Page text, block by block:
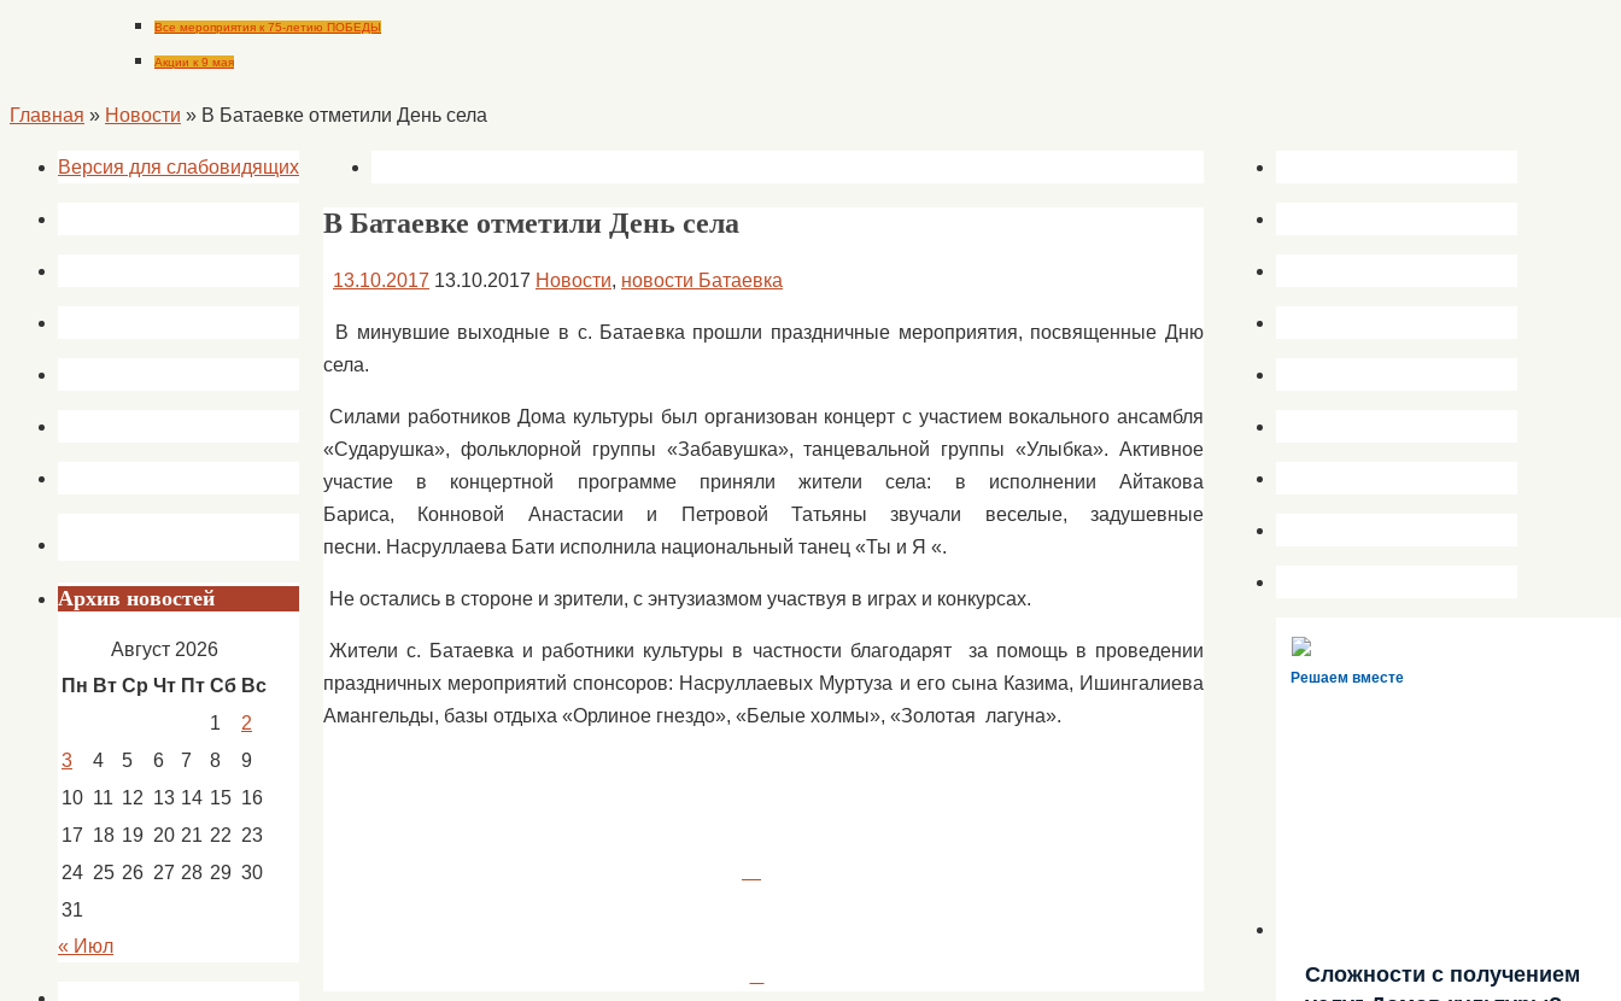
Все мероприятия к 75-летию ПОБЕДЫ
Акции к 9 мая
Главная » Новости » В Батаевке отметили День села
В Батаевке отметили День села
13.10.2017 13.10.2017 Новости, новости Батаевка
В минувшие выходные в с. Батаевка прошли праздничные мероприятия, посвященные Дню
села.
Силами работников Дома культуры был организован концерт с участием вокального ансамбля
«Сударушка», фольклорной группы «Забавушка», танцевальной группы «Улыбка». Активное
участие в концертной программе приняли жители села: в исполнении Айтакова
Бариса, Конновой Анастасии и Петровой Татьяны звучали веселые, задушевные
песни. Насруллаева Бати исполнила национальный танец «Ты и Я «.
Не остались в стороне и зрители, с энтузиазмом участвуя в играх и конкурсах.
Жители с. Батаевка и работники культуры в частности благодарят за помощь в проведении
праздничных мероприятий спонсоров: Насруллаевых Муртуза и его сына Казима, Ишингалиева
Амангельды, базы отдыха «Орлиное гнездо», «Белые холмы», «Золотая лагуна».
Версия для слабовидящих
Архив новостей
Август 2026
Пн Вт Ср Чт Пт Сб Вс
1
2
3
4 5 6 7 8
9
10 11 12 13 14 15 16
17 18 19 20 21 22 23
24 25 26 27 28 29 30
31
« Июл
Решаем вместе
Сложности с получением